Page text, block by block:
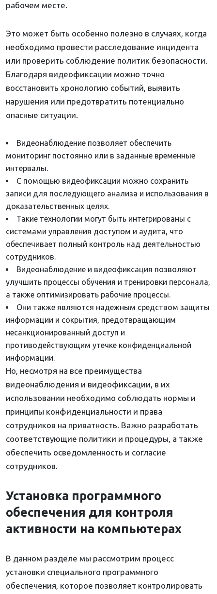
рабочем месте.
Это может быть особенно полезно в случаях, когда
необходимо провести расследование инцидента
или проверить соблюдение политик безопасности.
Благодаря видеофиксации можно точно
восстановить хронологию событий, выявить
нарушения или предотвратить потенциально
опасные ситуации.
Видеонаблюдение позволяет обеспечить
мониторинг постоянно или в заданные временные
интервалы.
С помощью видеофиксации можно сохранить
записи для последующего анализа и использования в
доказательственных целях.
Такие технологии могут быть интегрированы с
системами управления доступом и аудита, что
обеспечивает полный контроль над деятельностью
сотрудников.
Видеонаблюдение и видеофиксация позволяют
улучшить процессы обучения и тренировки персонала,
а также оптимизировать рабочие процессы.
Они также являются надежным средством защиты
информации и сокрытия, предотвращающим
несанкционированный доступ и
противодействующим утечке конфиденциальной
информации.
Но, несмотря на все преимущества
видеонаблюдения и видеофиксации, в их
использовании необходимо соблюдать нормы и
принципы конфиденциальности и права
сотрудников на приватность. Важно разработать
соответствующие политики и процедуры, а также
обеспечить осведомленность и согласие
сотрудников.
Установка программного
обеспечения для контроля
активности на компьютерах
В данном разделе мы рассмотрим процесс
установки специального программного
обеспечения, которое позволяет контролировать